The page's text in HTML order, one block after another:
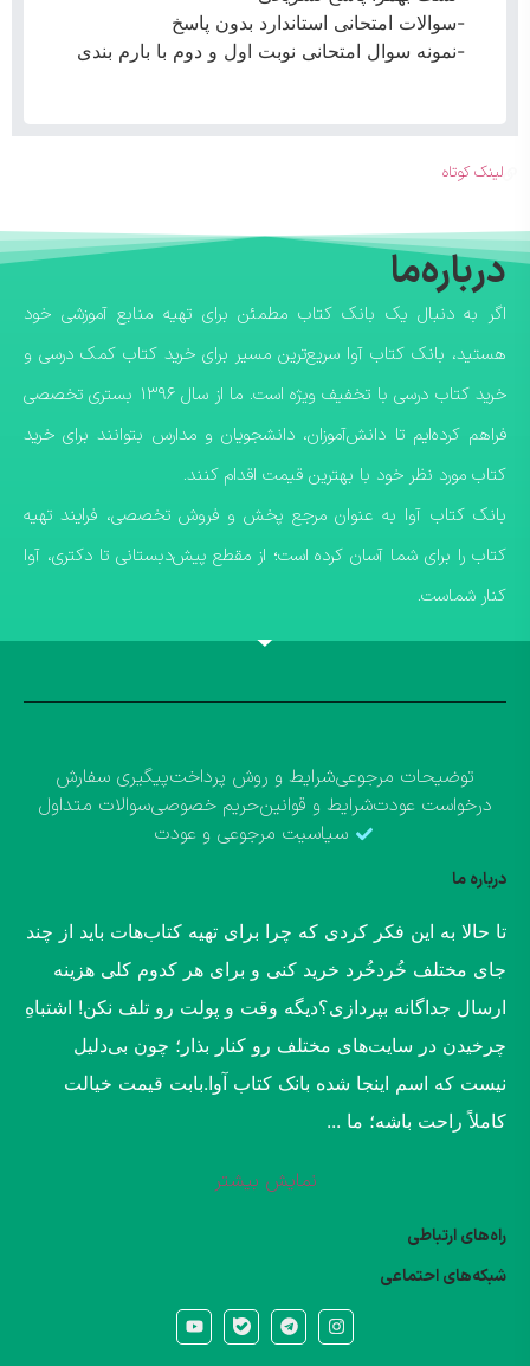
-سوالات امتحانی استاندارد بدون پاسخ
-نمونه سوال امتحانی نوبت اول و دوم با بارم بندی
لینک کوتاه
درباره‌ما
اگر به دنبال یک بانک کتاب مطمئن برای تهیه منابع آموزشی خود
هستید، بانک کتاب آوا سریع‌ترین مسیر برای خرید کتاب کمک درسی و
خرید کتاب درسی با تخفیف ویژه است. ما از سال ۱۳۹۶ بستری تخصصی
فراهم کرده‌ایم تا دانش‌آموزان، دانشجویان و مدارس بتوانند برای خرید
کتاب مورد نظر خود با بهترین قیمت اقدام کنند.
​بانک کتاب آوا به عنوان مرجع پخش و فروش تخصصی، فرایند تهیه
کتاب را برای شما آسان کرده است؛ از مقطع پیش‌دبستانی تا دکتری، آوا
کنار شماست.
توضیحات مرجوعیشرایط و روش پرداختپیگیری سفارش
درخواست عودتشرایط و قوانینحریم خصوصیسوالات متداول
سیاسیت مرجوعی و عودت
درباره ما
​تا حالا به این فکر کردی که چرا برای تهیه کتاب‌هات باید از چند
جای مختلف خُردخُرد خرید کنی و برای هر کدوم کلی هزینه
ارسال جداگانه بپردازی؟​دیگه وقت و پولت رو تلف نکن! اشتباهِ
چرخیدن در سایت‌های مختلف رو کنار بذار؛ چون بی‌دلیل
نیست که اسم اینجا شده بانک کتاب آوا.​بابت قیمت خیالت
کاملاً راحت باشه؛ ما ...
نمایش بیشتر
راه‌های ارتباطی
شبکه‌های احتماعی